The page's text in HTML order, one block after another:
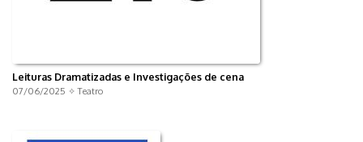
Leituras Dramatizadas e Investigações de cena
07/06/2025 ✧Teatro